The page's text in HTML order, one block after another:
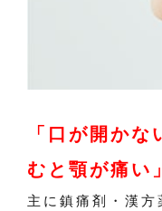
「口が開か
むと顎が痛い」
主に鎮痛剤・漢